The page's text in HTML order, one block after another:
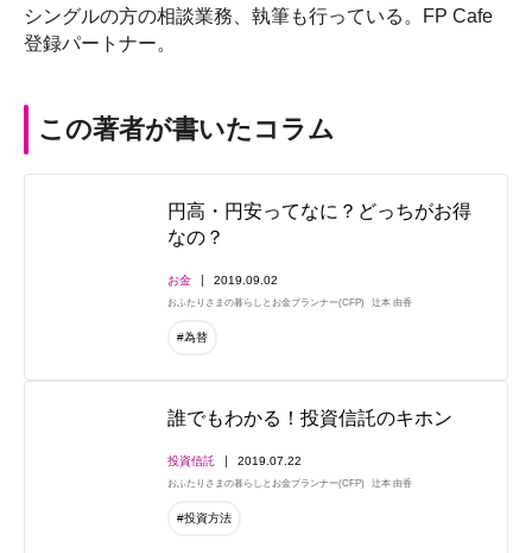
シングルの方の相談業務、執筆も行っている。FP Cafe
登録パートナー。
この著者が書いたコラム
円高・円安ってなに？どっちがお得
なの？
お金 2019.09.02
おふたりさまの暮らしとお金プランナー(CFP) 辻本 由香
#為替
誰でもわかる！投資信託のキホン
投資信託 2019.07.22
おふたりさまの暮らしとお金プランナー(CFP) 辻本 由香
#投資方法